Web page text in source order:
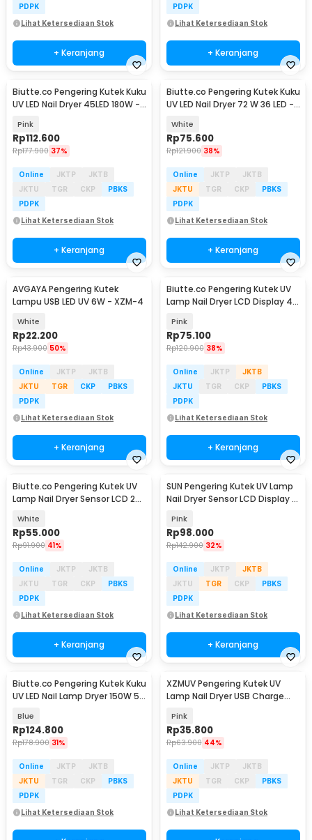
PDPK
Lihat Ketersediaan Stok
+ Keranjang
PDPK
Lihat Ketersediaan Stok
+ Keranjang
Biutte.co Pengering Kutek Kuku
UV LED Nail Dryer 45LED 180W -
Pink
Rp112.600
Rp177.900 37%
Online JKTP
JKTB
JKTU
TGR CKP
PBKS
PDPK
Lihat Ketersediaan Stok
+ Keranjang
Biutte.co Pengering Kutek Kuku
UV LED Nail Dryer 72 W 36 LED -
White
Rp75.600
Rp121.900 38%
Online JKTP
JKTB
JKTU
TGR CKP
PBKS
PDPK
Lihat Ketersediaan Stok
+ Keranjang
AVGAYA Pengering Kutek
Lampu USB LED UV 6W - XZM-4
White
Rp22.200
Rp43.900 50%
Online JKTP
JKTB
JKTU
TGR CKP
PBKS
PDPK
Lihat Ketersediaan Stok
+ Keranjang
Biutte.co Pengering Kutek UV
Lamp Nail Dryer LCD Display 45
Pink
Rp75.100
Rp120.900 38%
Online JKTP
JKTB
JKTU
TGR CKP
PBKS
PDPK
Lihat Ketersediaan Stok
+ Keranjang
Biutte.co Pengering Kutek UV
Lamp Nail Dryer Sensor LCD 24
White
Rp55.000
Rp91.900 41%
Online JKTP
JKTB
JKTU
TGR CKP
PBKS
PDPK
Lihat Ketersediaan Stok
+ Keranjang
SUN Pengering Kutek UV Lamp
Nail Dryer Sensor LCD Display -
Pink
Rp98.000
Rp142.900 32%
Online JKTP
JKTB
JKTU
TGR CKP
PBKS
PDPK
Lihat Ketersediaan Stok
+ Keranjang
Biutte.co Pengering Kutek Kuku
UV LED Nail Lamp Dryer 150W 57
Blue
Rp124.800
Rp178.900 31%
Online JKTP
JKTB
JKTU
TGR CKP
PBKS
PDPK
Lihat Ketersediaan Stok
XZMUV Pengering Kutek UV
Lamp Nail Dryer USB Charge
Pink
Rp35.800
Rp63.900 44%
Online JKTP
JKTB
JKTU
TGR CKP
PBKS
PDPK
Lihat Ketersediaan Stok